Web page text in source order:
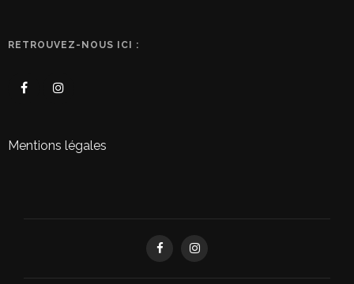
RETROUVEZ-NOUS ICI :
Mentions légales